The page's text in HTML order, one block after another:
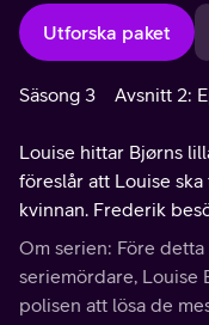
Utforska paket
Säsong 3 Avsnitt 2:
Louise hittar Bjørns
föreslår att Louise
kvinnan. Frederik
bodde med sin
Om serien: Före
seriemördare, Louise
polisen att lösa de